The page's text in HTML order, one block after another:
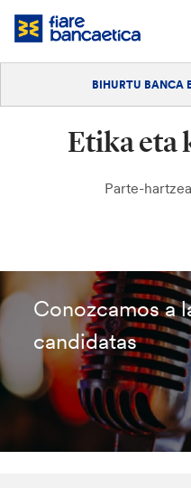
Pasatu
edukia
Bihurtu bezero
BIHURTU BANCA
Etika eta
Parte-
Conozcamos a
candidatas